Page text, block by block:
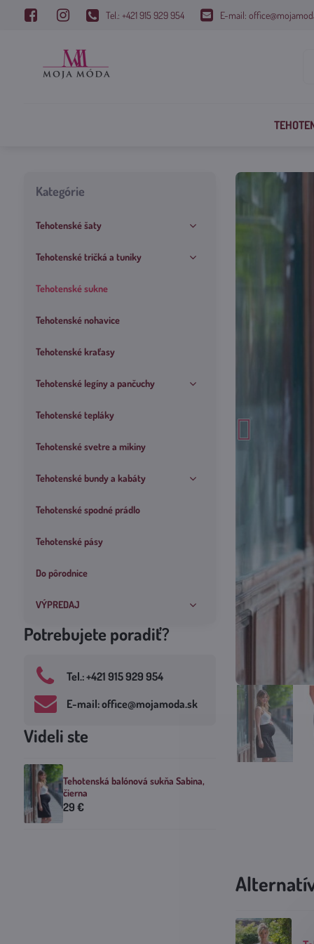
Tel.: +421 915 929 954 E-mail:
Kategórie
Tehotenské šaty
Tehotenské tričká a tuniky
Tehotenské sukne
Tehotenské nohavice
Tehotenské kraťasy
Tehotenské legíny a pančuchy
Tehotenské tepláky
Tehotenské svetre a mikiny
Tehotenské bundy a kabáty
Tehotenské spodné prádlo
Tehotenské pásy
Do pôrodnice
VÝPREDAJ
Potrebujete poradiť?
Tel​.: +421 915 929 954
E-mail: office​@mojamoda​.sk
Videli ste
Tehotenská balónová sukňa Sabina,
čierna
29 €